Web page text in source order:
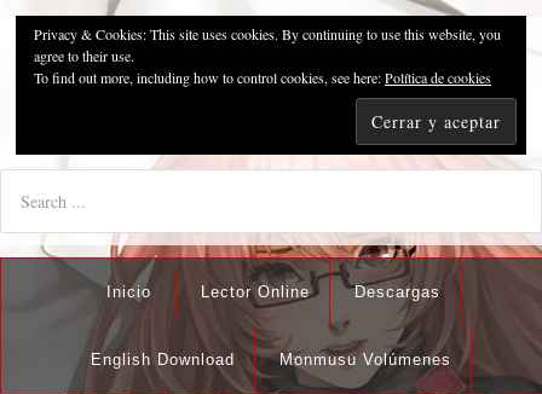
Pzykosis666HFansub
"I'm the best there is at what I do, but what I do best isn't very
Inicio Lector Online Descargas
English Download Monmusu Volúmenes
Privacy & Cookies: This site uses cookies. By continuing to use this website, you
agree to their use.
To find out more, including how to control cookies, see here:Política de cookies